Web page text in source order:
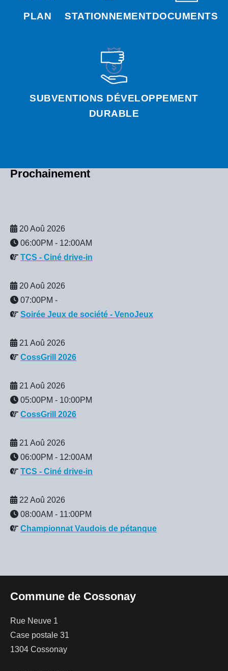
PLAN STATIONNEMENTDOCUMENTS
SUBVENTIONS DÉVELOPPEMENT
DURABLE
Prochainement
20 Aoû 2026
06:00PM - 12:00AM
TCS - Ciné drive-in
20 Aoû 2026
07:00PM -
Soirée Jeux de société - VenoJeux
21 Aoû 2026
CossGrill 2026
21 Aoû 2026
05:00PM - 10:00PM
CossGrill 2026
21 Aoû 2026
06:00PM - 12:00AM
TCS - Ciné drive-in
22 Aoû 2026
08:00AM - 11:00PM
Championnat Vaudois de pétanque
Commune de Cossonay
Rue Neuve 1
Case postale 31
1304 Cossonay